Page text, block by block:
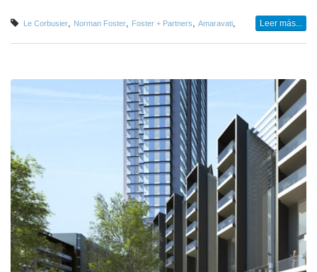
Le Corbusier, Norman Foster, Foster + Partners, Amaravati, Leer más...